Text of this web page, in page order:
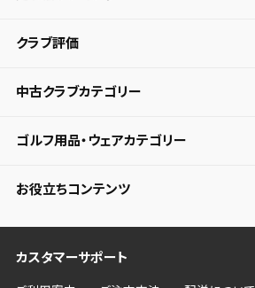
クラブ評価
中古クラブカテゴリー
ゴルフ用品・ウェアカテゴリー
お役立ちコンテンツ
カスタマーサポート